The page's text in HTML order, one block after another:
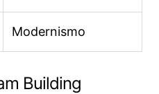
Modernismo
Building